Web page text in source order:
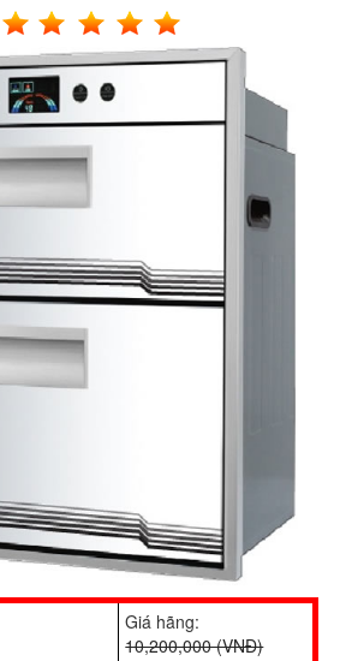
Giá hãng:
10,200,000 (VNĐ)